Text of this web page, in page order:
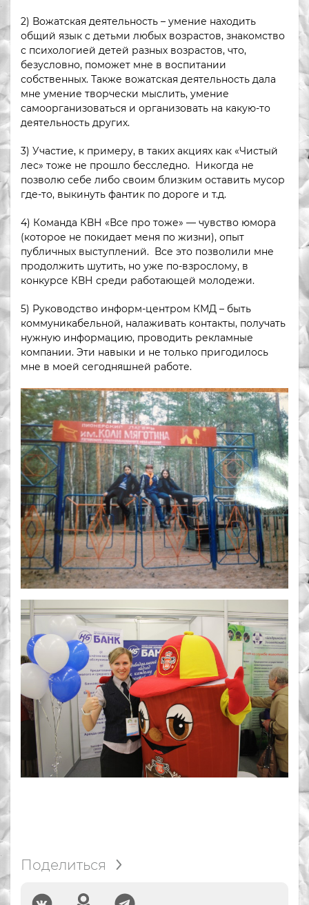
2) Вожатская деятельность – умение находить
общий язык с детьми любых возрастов, знакомство
с психологией детей разных возрастов, что,
безусловно, поможет мне в воспитании
собственных. Также вожатская деятельность дала
мне умение творчески мыслить, умение
самоорганизоваться и организовать на какую-то
деятельность других.
3) Участие, к примеру, в таких акциях как «Чистый
лес» тоже не прошло бесследно. Никогда не
позволю себе либо своим близким оставить мусор
где-то, выкинуть фантик по дороге и т.д.
4) Команда КВН «Все про тоже» — чувство юмора
(которое не покидает меня по жизни), опыт
публичных выступлений. Все это позволили мне
продолжить шутить, но уже по-взрослому, в
конкурсе КВН среди работающей молодежи.
5) Руководство информ-центром КМД – быть
коммуникабельной, налаживать контакты, получать
нужную информацию, проводить рекламные
компании. Эти навыки и не только пригодилось
мне в моей сегодняшней работе.
Поделиться